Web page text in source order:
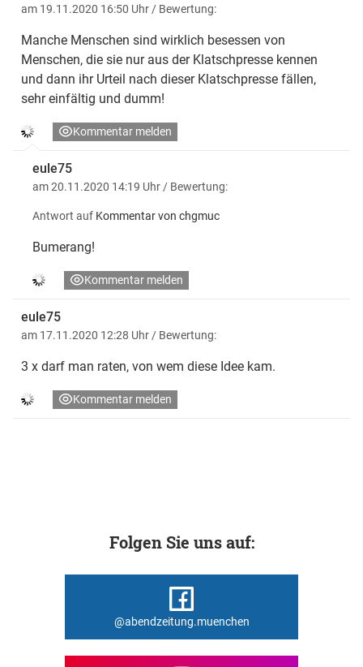
am 19.11.2020 16:50 Uhr / Bewertung:
Manche Menschen sind wirklich besessen von
Menschen, die sie nur aus der Klatschpresse kennen
und dann ihr Urteil nach dieser Klatschpresse fällen,
sehr einfältig und dumm!
Kommentar melden
eule75
am 20.11.2020 14:19 Uhr / Bewertung:
Antwort auf Kommentar von chgmuc
Bumerang!
Kommentar melden
eule75
am 17.11.2020 12:28 Uhr / Bewertung:
3 x darf man raten, von wem diese Idee kam.
Kommentar melden
Folgen Sie uns auf:
@abendzeitung.muenchen